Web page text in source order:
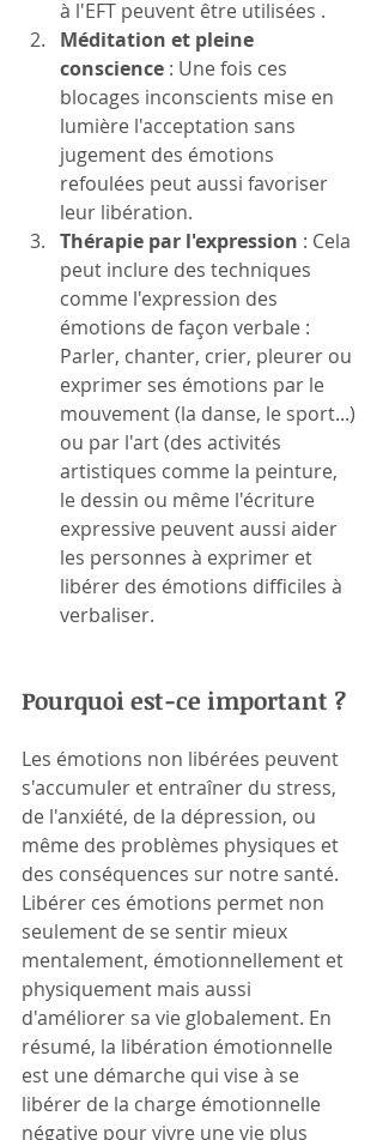
à l'EFT peuvent être utilisées .
Méditation et pleine
conscience : Une fois ces
blocages inconscients mise en
lumière l'acceptation sans
jugement des émotions
refoulées peut aussi favoriser
leur libération.
Thérapie par l'expression : Cela
peut inclure des techniques
comme l'expression des
émotions de façon verbale :
Parler, chanter, crier, pleurer ou
exprimer ses émotions par le
mouvement (la danse, le sport...)
ou par l'art (des activités
artistiques comme la peinture,
le dessin ou même l'écriture
expressive peuvent aussi aider
les personnes à exprimer et
libérer des émotions difficiles à
verbaliser.
Pourquoi est-ce important ?
Les émotions non libérées peuvent
s'accumuler et entraîner du stress,
de l'anxiété, de la dépression, ou
même des problèmes physiques et
des conséquences sur notre santé.
Libérer ces émotions permet non
seulement de se sentir mieux
mentalement, émotionnellement et
physiquement mais aussi
d'améliorer sa vie globalement. En
résumé, la libération émotionnelle
est une démarche qui vise à se
libérer de la charge émotionnelle
négative pour vivre une vie plus